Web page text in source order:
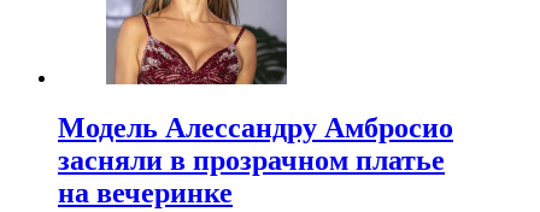
Модель Алессандру Амбросио
засняли в прозрачном платье
на вечеринке